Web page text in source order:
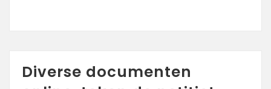
Diverse documenten